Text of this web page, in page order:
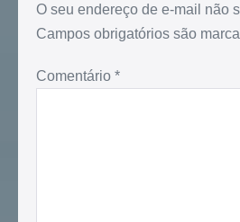
O seu endereço de e-mail não
Campos obrigatórios são
Comentário *